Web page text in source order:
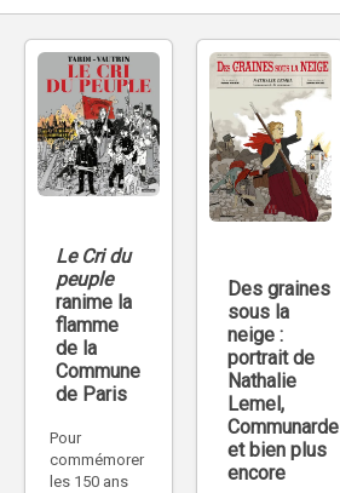
Le Cri du
peuple
ranime la
flamme
de la
Commune
de Paris
Pour
commémorer
les 150 ans
Des graines
sous la
neige :
portrait de
Nathalie
Lemel,
Communarde
et bien plus
encore